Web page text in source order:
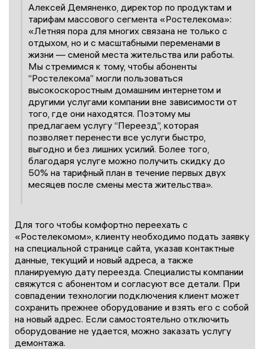
Алексей Демяненко, директор по продуктам и
тарифам массового сегмента «Ростелекома»:
«Летняя пора для многих связана не только с
отдыхом, но и с масштабными переменами в
жизни — сменой места жительства или работы.
Мы стремимся к тому, чтобы абоненты
“Ростелекома” могли пользоваться
высокоскоростным домашним интернетом и
другими услугами компании вне зависимости от
того, где они находятся. Поэтому мы
предлагаем услугу “Переезд”, которая
позволяет перенести все услуги быстро,
выгодно и без лишних усилий. Более того,
благодаря услуге можно получить скидку до
50% на тарифный план в течение первых двух
месяцев после смены места жительства».
Для того чтобы комфортно переехать с
«Ростелекомом», клиенту необходимо подать заявку
на специальной странице сайта, указав контактные
данные, текущий и новый адреса, а также
планируемую дату переезда. Специалисты компании
свяжутся с абонентом и согласуют все детали. При
совпадении технологии подключения клиент может
сохранить прежнее оборудование и взять его с собой
на новый адрес. Если самостоятельно отключить
оборудование не удается, можно заказать услугу
демонтажа.